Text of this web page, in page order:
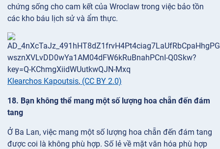
chứng sống cho cam kết của Wroclaw trong việc bảo tồn
các kho báu lịch sử và ẩm thực.
Klearchos Kapoutsis, (CC BY 2.0)
18. Bạn không thể mang một số lượng hoa chẵn đến đám
tang
Ở Ba Lan, việc mang một số lượng hoa chẵn đến đám tang
được coi là không phù hợp. Số lẻ về mặt văn hóa phù hợp